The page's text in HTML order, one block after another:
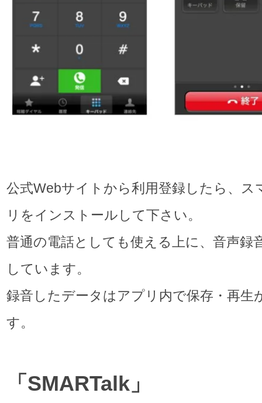
公式Webサイトから利用登録したら、ス
リをインストールして下さい。
普通の電話としても使える上に、音声録
しています。
録音したデータはアプリ内で保存・再生
す。
「SMARTalk」